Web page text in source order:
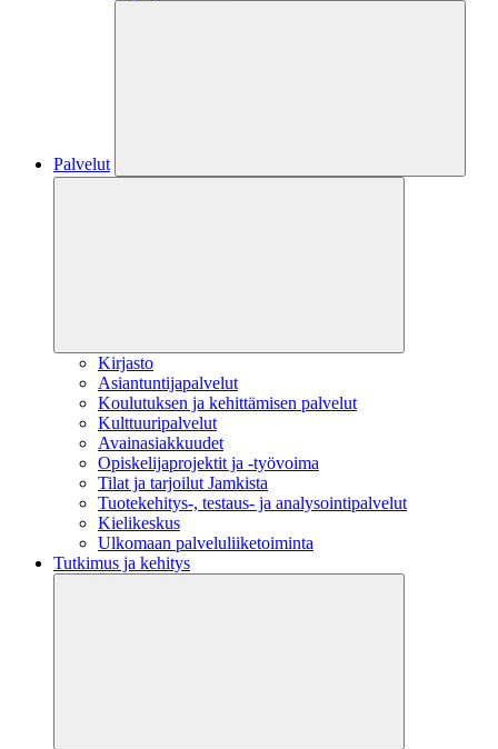
Palvelut
Kirjasto
Asiantuntijapalvelut
Koulutuksen ja kehittämisen palvelut
Kulttuuripalvelut
Avainasiakkuudet
Opiskelijaprojektit​ ja -työvoima
Tilat ja tarjoilut Jamkista
Tuotekehitys-, testaus- ja analysointipalvelut
Kielikeskus
Ulkomaan palveluliiketoiminta
Tutkimus ja kehitys